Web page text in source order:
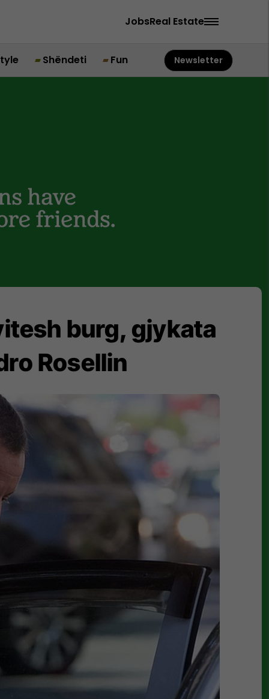
JobsReal Estate
Shëndeti Fun Newsletter
burg, gjykata
Rosellin